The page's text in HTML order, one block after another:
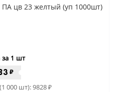
цв 23 желтый (уп 1000шт)
за 1 шт
₽
000 шт):9828₽